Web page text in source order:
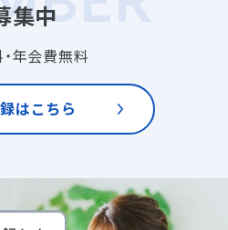
集中
年会費無料
はこちら